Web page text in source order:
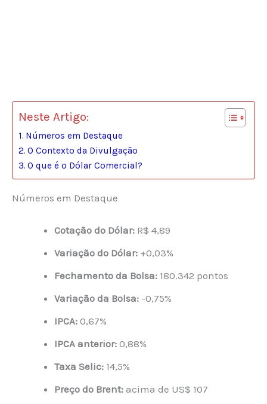
Neste Artigo:
Números em Destaque
O Contexto da Divulgação
O que é o Dólar Comercial?
Números em Destaque
Cotação do Dólar: R$ 4,89
Variação do Dólar: +0,03%
Fechamento da Bolsa: 180.342 pontos
Variação da Bolsa: -0,75%
IPCA: 0,67%
IPCA anterior: 0,88%
Taxa Selic: 14,5%
Preço do Brent: acima de US$ 107